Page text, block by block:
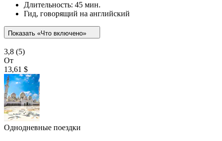
Длительность: 45 мин.
Гид, говорящий на английский
Показать «Что включено»
3,8 (5)
От
13,61 $
Однодневные поездки